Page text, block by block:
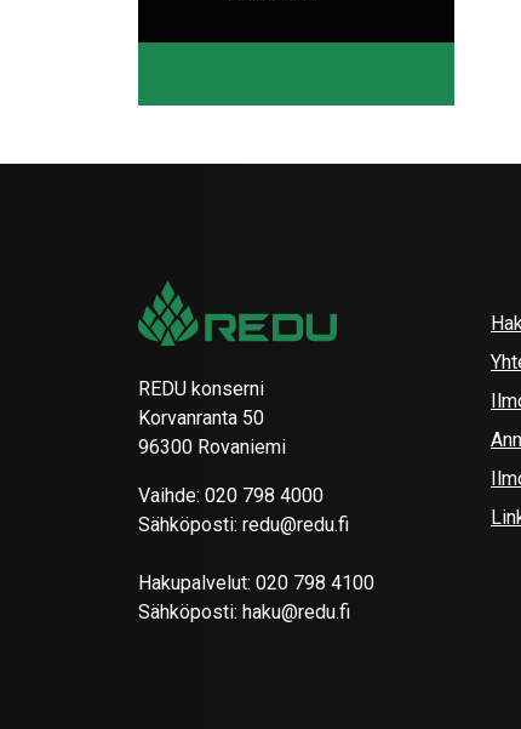
REDU konserni
Korvanranta 50
96300 Rovaniemi
Vaihde: 020 798 4000
Sähköposti: redu@redu.fi
Hakupalvelut: 020 798 4100
Sähköposti: haku@redu.fi